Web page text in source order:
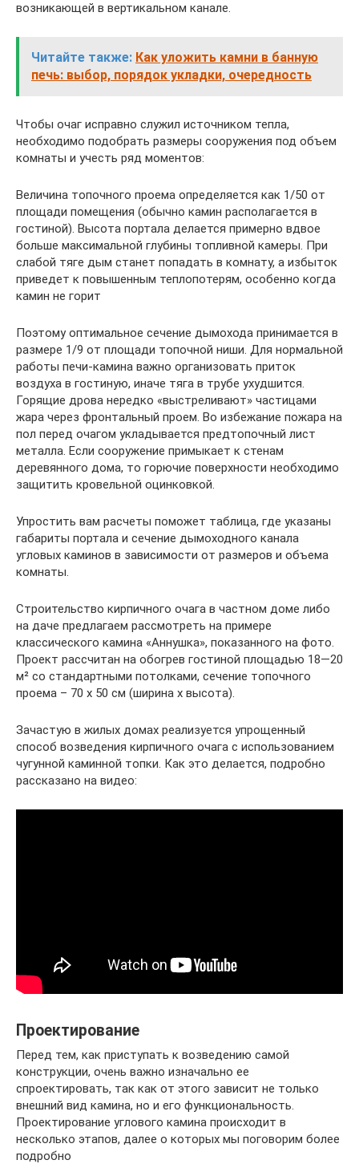
возникающей в вертикальном канале.
Читайте также: Как уложить камни в банную
печь: выбор, порядок укладки, очередность
Чтобы очаг исправно служил источником тепла,
необходимо подобрать размеры сооружения под объем
комнаты и учесть ряд моментов:
Величина топочного проема определяется как 1/50 от
площади помещения (обычно камин располагается в
гостиной). Высота портала делается примерно вдвое
больше максимальной глубины топливной камеры. При
слабой тяге дым станет попадать в комнату, а избыток
приведет к повышенным теплопотерям, особенно когда
камин не горит
Поэтому оптимальное сечение дымохода принимается в
размере 1/9 от площади топочной ниши. Для нормальной
работы печи-камина важно организовать приток
воздуха в гостиную, иначе тяга в трубе ухудшится.
Горящие дрова нередко «выстреливают» частицами
жара через фронтальный проем. Во избежание пожара на
пол перед очагом укладывается предтопочный лист
металла. Если сооружение примыкает к стенам
деревянного дома, то горючие поверхности необходимо
защитить кровельной оцинковкой.
Упростить вам расчеты поможет таблица, где указаны
габариты портала и сечение дымоходного канала
угловых каминов в зависимости от размеров и объема
комнаты.
Строительство кирпичного очага в частном доме либо
на даче предлагаем рассмотреть на примере
классического камина «Аннушка», показанного на фото.
Проект рассчитан на обогрев гостиной площадью 18—20
м² со стандартными потолками, сечение топочного
проема – 70 х 50 см (ширина х высота).
Зачастую в жилых домах реализуется упрощенный
способ возведения кирпичного очага с использованием
чугунной каминной топки. Как это делается, подробно
рассказано на видео:
Проектирование
Перед тем, как приступать к возведению самой
конструкции, очень важно изначально ее
спроектировать, так как от этого зависит не только
внешний вид камина, но и его функциональность.
Проектирование углового камина происходит в
несколько этапов, далее о которых мы поговорим более
подробно